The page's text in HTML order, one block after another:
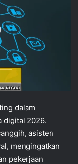
dalam
digital 2026.
asisten
mengingatkan
pekerjaan